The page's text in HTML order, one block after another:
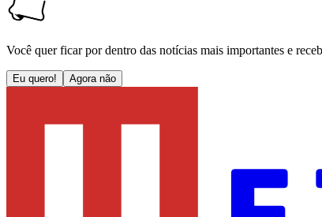
Você quer ficar por dentro das notícias mais importantes e
Eu quero! Agora não